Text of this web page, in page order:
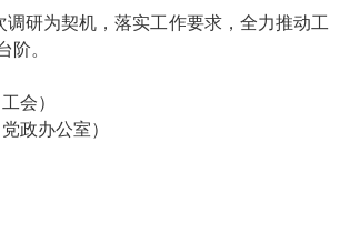
调研为契机，落实工作要求，全力推动工
阶。
会）
政办公室）